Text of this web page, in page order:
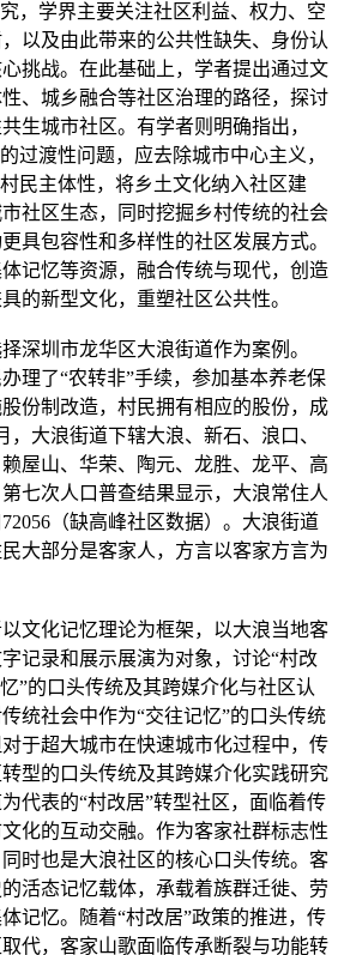
，学界主要关注社区利益、权力、空
以及由此带来的公共性缺失、身份认
挑战。在此基础上，学者提出通过文
、城乡融合等社区治理的路径，探讨
生城市社区。有学者则明确指出，
过渡性问题，应去除城市中心主义，
民主体性，将乡土文化纳入社区建
社区生态，同时挖掘乡村传统的社会
具包容性和多样性的社区发展方式。
记忆等资源，融合传统与现代，创造
的新型文化，重塑社区公共性。
深圳市龙华区大浪街道作为案例。
理了“农转非”手续，参加基本养老保
份制改造，村民拥有相应的股份，成
，大浪街道下辖大浪、新石、浪口、
屋山、华荣、陶元、龙胜、龙平、高
七次人口普查结果显示，大浪常住人
（缺高峰社区数据）。大浪街道
大部分是客家人，方言以客家方言为
文化记忆理论为框架，以大浪当地客
记录和展示展演为对象，讨论“村改
”的口头传统及其跨媒介化与社区认
统社会中作为“交往记忆”的口头传统
于超大城市在快速城市化过程中，传
型的口头传统及其跨媒介化实践研究
代表的“村改居”转型社区，面临着传
化的互动交融。作为客家社群标志性
时也是大浪社区的核心口头传统。客
活态记忆载体，承载着族群迁徙、劳
记忆。随着“村改居”政策的推进，传
代，客家山歌面临传承断裂与功能转